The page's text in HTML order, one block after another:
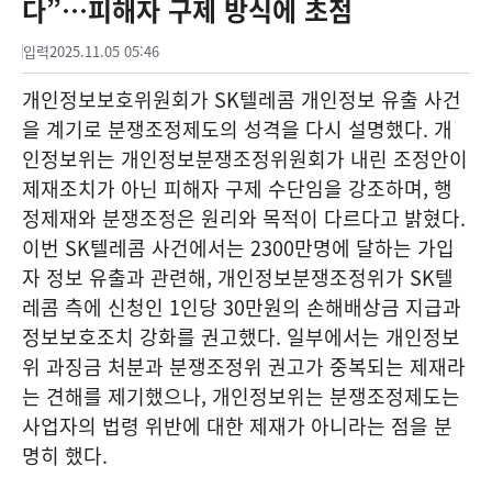
다”…피해자 구제 방식에 초점
입력2025.11.05 05:46
개인정보보호위원회가 SK텔레콤 개인정보 유출 사건
을 계기로 분쟁조정제도의 성격을 다시 설명했다. 개
인정보위는 개인정보분쟁조정위원회가 내린 조정안이
제재조치가 아닌 피해자 구제 수단임을 강조하며, 행
정제재와 분쟁조정은 원리와 목적이 다르다고 밝혔다.
이번 SK텔레콤 사건에서는 2300만명에 달하는 가입
자 정보 유출과 관련해, 개인정보분쟁조정위가 SK텔
레콤 측에 신청인 1인당 30만원의 손해배상금 지급과
정보보호조치 강화를 권고했다. 일부에서는 개인정보
위 과징금 처분과 분쟁조정위 권고가 중복되는 제재라
는 견해를 제기했으나, 개인정보위는 분쟁조정제도는
사업자의 법령 위반에 대한 제재가 아니라는 점을 분
명히 했다.